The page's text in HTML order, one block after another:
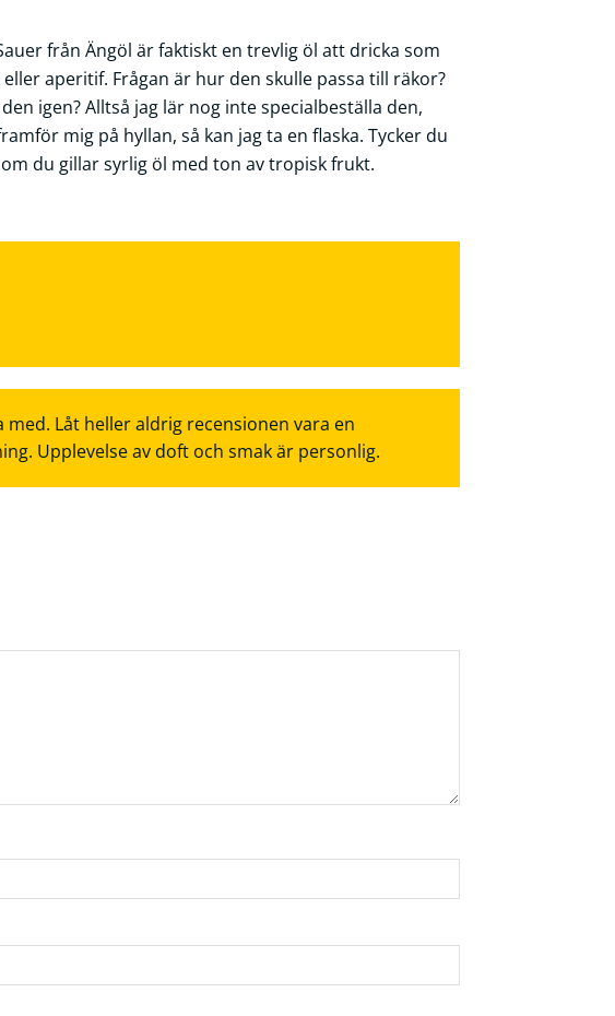
från Ängöl är faktiskt en trevlig öl att dricka som
aperitif. Frågan är hur den skulle passa till räkor?
igen? Alltså jag lär nog inte specialbeställa den,
mig på hyllan, så kan jag ta en flaska. Tycker du
du gillar syrlig öl med ton av tropisk frukt.
Låt heller aldrig recensionen vara en
Upplevelse av doft och smak är personlig.